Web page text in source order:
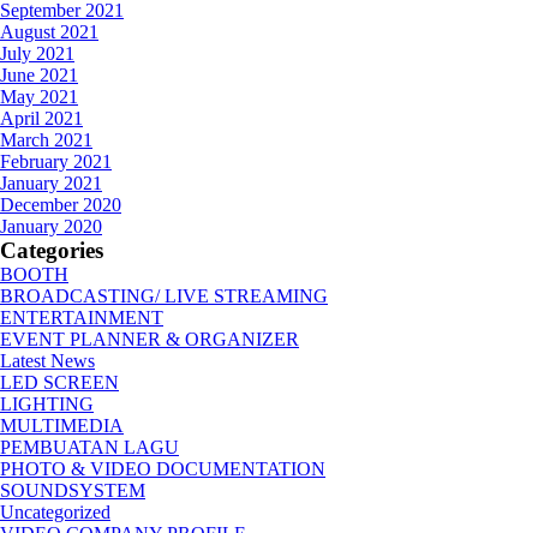
September 2021
August 2021
July 2021
June 2021
May 2021
April 2021
March 2021
February 2021
January 2021
December 2020
January 2020
Categories
BOOTH
BROADCASTING/ LIVE STREAMING
ENTERTAINMENT
EVENT PLANNER & ORGANIZER
Latest News
LED SCREEN
LIGHTING
MULTIMEDIA
PEMBUATAN LAGU
PHOTO & VIDEO DOCUMENTATION
SOUNDSYSTEM
Uncategorized